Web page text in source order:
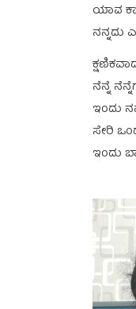
ಯಾವ
ನನ್ನದು
ನೆನ್ನೆ
ಇಂದು
ಸೇರಿ
ಇಂದು